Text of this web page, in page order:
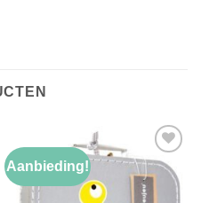
Aanbieding!
Toevoegen
aan
verlanglijst